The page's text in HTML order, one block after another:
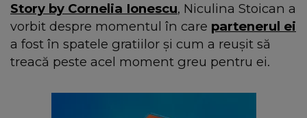
Story by Cornelia Ionescu, Niculina Stoican a
vorbit despre momentul în care partenerul ei
a fost în spatele gratiilor și cum a reușit să
treacă peste acel moment greu pentru ei.